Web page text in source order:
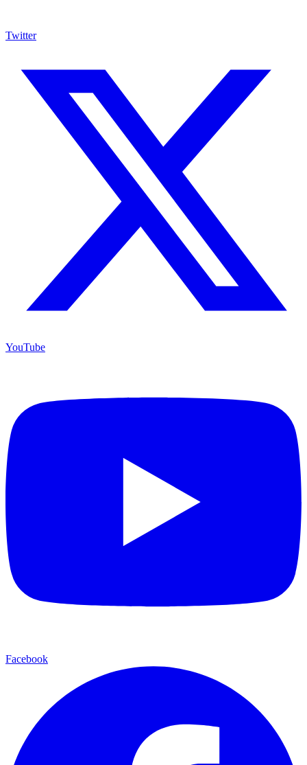
Twitter
YouTube
Facebook